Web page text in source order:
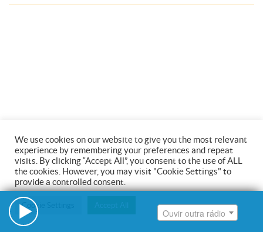
Ouvir outra rádio